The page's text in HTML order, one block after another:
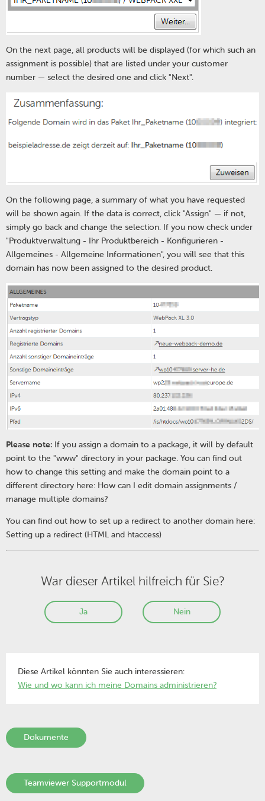
On the next page, all products will be displayed (for which such an
assignment is possible) that are listed under your customer
number — select the desired one and click "Next".
On the following page, a summary of what you have requested
will be shown again. If the data is correct, click "Assign" — if not,
simply go back and change the selection. If you now check under
"Produktverwaltung - Ihr Produktbereich - Konfigurieren -
Allgemeines - Allgemeine Informationen", you will see that this
domain has now been assigned to the desired product.
Please note: If you assign a domain to a package, it will by default
point to the "www" directory in your package. You can find out
how to change this setting and make the domain point to a
different directory here: How can I edit domain assignments /
manage multiple domains?
You can find out how to set up a redirect to another domain here:
Setting up a redirect (HTML and htaccess)
War dieser Artikel hilfreich für Sie?
Ja Nein
Diese Artikel könnten Sie auch interessieren:
Wie und wo kann ich meine Domains administrieren?
Dokumente
Teamviewer Supportmodul